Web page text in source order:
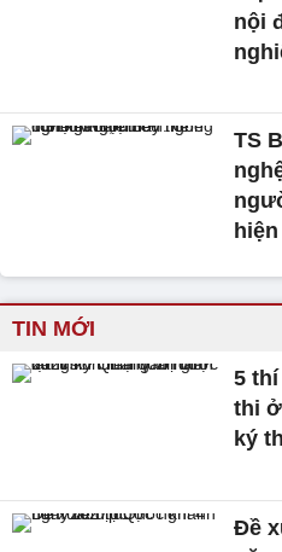
nội
TS
hiện
TIN MỚI
5
thi
ký
Đề